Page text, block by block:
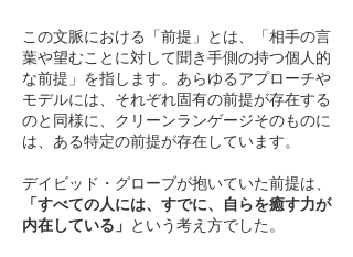
この文脈における「前提」とは、「相手の言
葉や望むことに対して聞き手側の持つ個人的
な前提」を指します。あらゆるアプローチや
モデルには、それぞれ固有の前提が存在する
のと同様に、クリーンランゲージそのものに
は、ある特定の前提が存在しています。
デイビッド・グローブが抱いていた前提は、
「すべての人には、すでに、自らを癒す力が
内在している」 という考え方でした。